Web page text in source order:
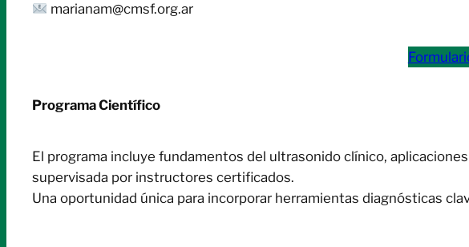
marianam@cmsf.org.ar
Programa Científico
El programa incluye fundamentos del ultrasonido clínico,
supervisada por instructores certificados.
Una oportunidad única para incorporar herramientas diagnósticas